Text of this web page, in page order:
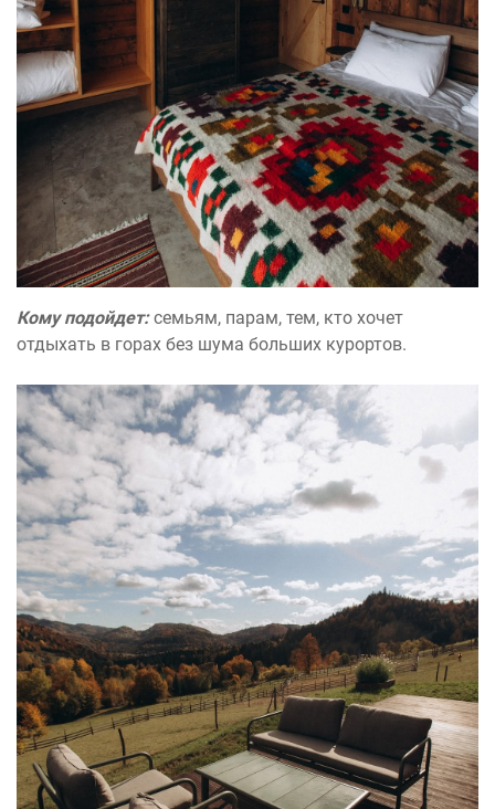
Кому подойдет:семьям, парам, тем, кто хочет
отдыхать в горах без шума больших курортов.